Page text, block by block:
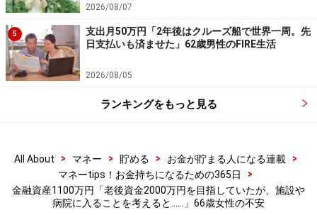
ーーーーーーーーーーーーーーーー
※本文カッコ内の回答者コメントは原文に準拠していま
す
※エピソードは投稿者の当時のものです。現在とはサー
ビスや金額などの情報が異なることがございます
※投稿エピソードのため、内容の正確性を保証するもの
2026/08/07
5
支出月50万円「2年後はクルーズ船で世界一周。先
日支払いも済ませた」62歳男性のFIRE生活
2026/08/05
ランキングをもっと見る
All About > マネー > 貯める > お金が貯まる人になる連載
>
マネーtips！お金持ちになるための365日
>
金融資産1100万円「老後資金2000万円を目指していたが、施設や
病院に入ることを考えると……」66歳女性の不安